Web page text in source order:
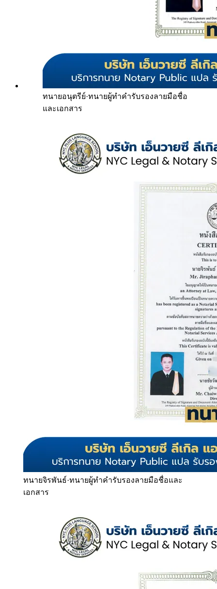
ทนายอนุตรีย์·ทนายผู้ทำคำรับรองลายมือชื่อ
และเอกสาร
ทนายจิรพันธ์·ทนายผู้ทำคำรับรองลายมือชื่อและ
เอกสาร